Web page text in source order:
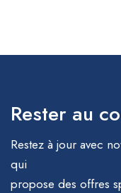
Rester au
Restez à jour avec
qui
propose des offres